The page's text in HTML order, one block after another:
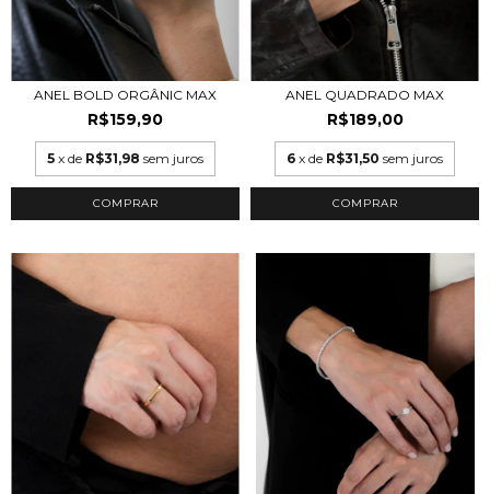
ANEL BOLD ORGÂNIC MAX
R$159,90
5 x de R$31,98 sem juros
ANEL QUADRADO MAX
R$189,00
6 x de R$31,50 sem juros